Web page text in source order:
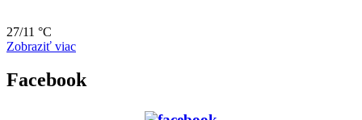
27/11 °C
Zobraziť viac
Facebook